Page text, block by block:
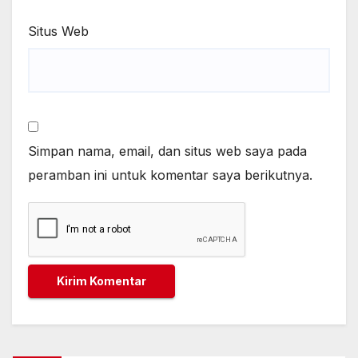
Situs Web
Simpan nama, email, dan situs web saya pada
peramban ini untuk komentar saya berikutnya.